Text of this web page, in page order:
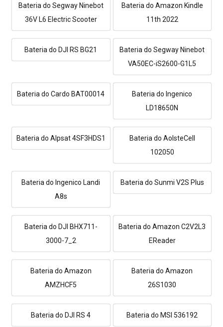
Bateria do Segway Ninebot
36V L6 Electric Scooter
Bateria do Amazon Kindle
11th 2022
Bateria do DJI RS BG21
Bateria do Segway Ninebot
VA50EC-iS2600-G1L5
Bateria do Cardo BAT00014
Bateria do Ingenico
LD18650N
Bateria do Alpsat 4SF3HDS1
Bateria do AolsteCell
102050
Bateria do Ingenico Landi
A8s
Bateria do Sunmi V2S Plus
Bateria do DJI BHX711-
3000-7_2
Bateria do Amazon C2V2L3
EReader
Bateria do Amazon
AMZHCF5
Bateria do Amazon
26S1030
Bateria do DJI RS 4 Bateria do MSI 536192